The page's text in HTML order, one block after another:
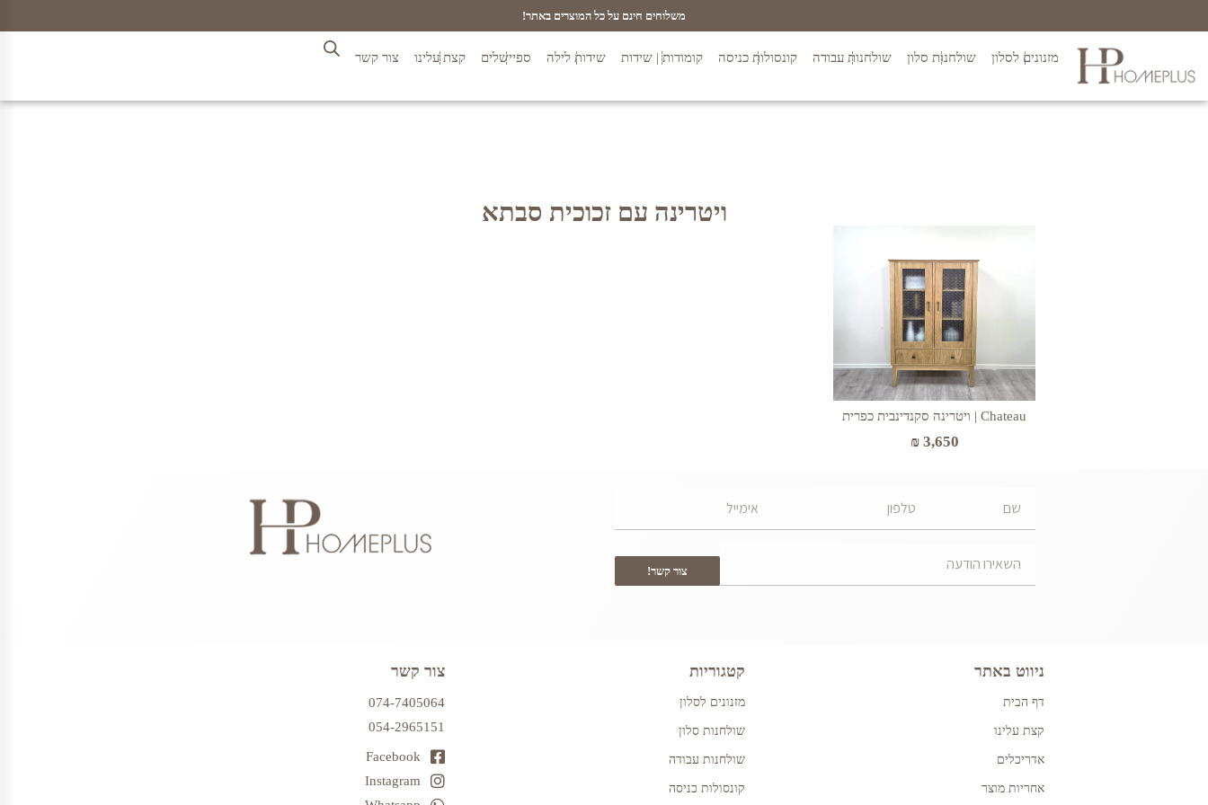
משלוחים חינם על כל המוצרים באתר!
מזנונים לסלון שולחנות סלון שולחנות עבודה קונסולות כניסה קומודות | שידות שידות לילה ספיישלים קצת עלינו צור קשר
ויטרינה עם זכוכית סבתא
Chateau | ויטרינה סקנדינבית כפרית
₪3,650
צור קשר!
ניווט באתר
דף הבית
קצת עלינו
אדריכלים
אחריות מוצר
קטגוריות
מזנונים לסלון
שולחנות סלון
שולחנות עבודה
קונסולות כניסה
צור קשר
074-7405064
054-2965151
Facebook
Instagram